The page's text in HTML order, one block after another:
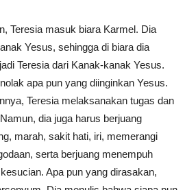
Teresia masuk biara Karmel. Dia
Yesus, sehingga di biara dia
Teresia dari Kanak-kanak Yesus.
apa pun yang diinginkan Yesus.
Teresia melaksanakan tugas dan
dia juga harus berjuang
marah, sakit hati, iri, memerangi
serta berjuang menempuh
Apa pun yang dirasakan,